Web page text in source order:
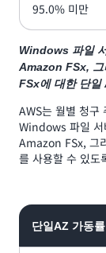
95.0% 미만
Windows 파일
Amazon FSx,
FSx에 대한 단일
AWS는 월별 청구
Windows 파일
Amazon FSx, 그
를 사용할 수 있도
단일AZ 가동률